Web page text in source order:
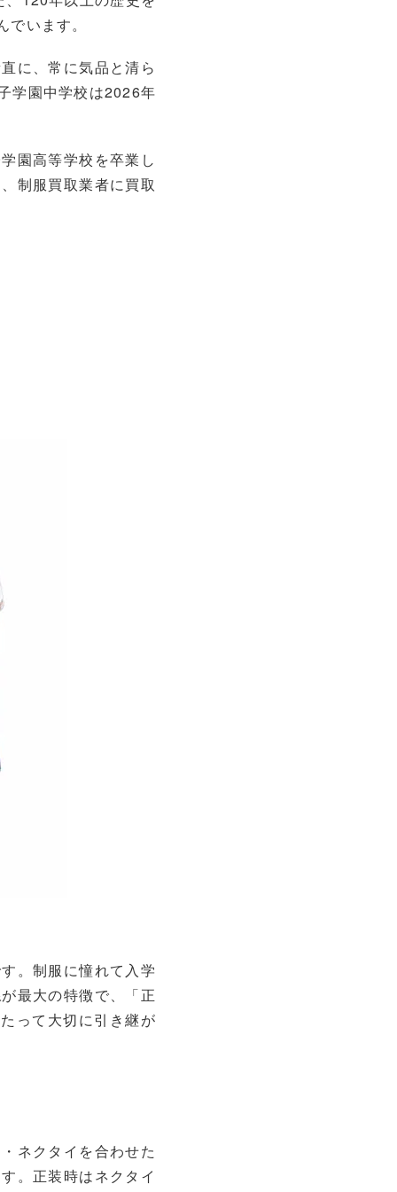
います。
に、常に気品と清ら
学園中学校は2026年
園高等学校を卒業し
制服買取業者に買取
。制服に憧れて入学
が最大の特徴で、「正
って大切に引き継が
ネクタイを合わせた
。正装時はネクタイ